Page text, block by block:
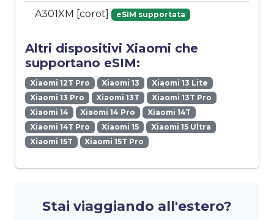
A301XM [corot] eSIM supportata
Altri dispositivi Xiaomi che
supportano eSIM:
Xiaomi 12T Pro Xiaomi 13
Xiaomi 13 Lite
Xiaomi 13 Pro
Xiaomi 13T
Xiaomi 13T Pro
Xiaomi 14
Xiaomi 14 Pro
Xiaomi 14T
Xiaomi 14T Pro
Xiaomi 15
Xiaomi 15 Ultra
Xiaomi 15T
Xiaomi 15T Pro
Stai viaggiando all'estero?